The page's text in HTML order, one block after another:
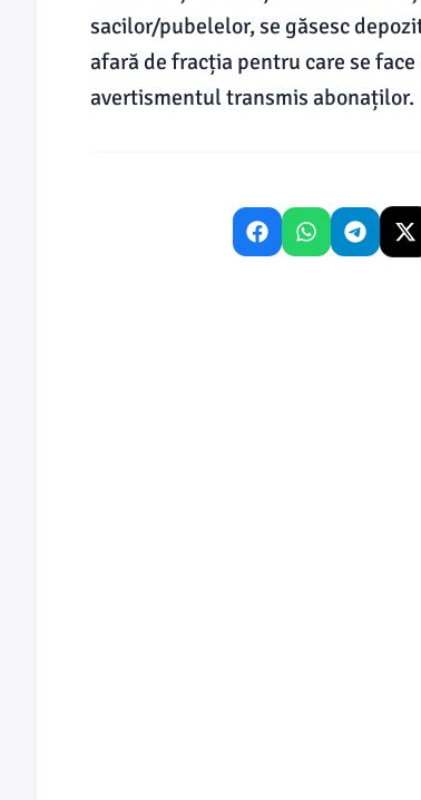
sacilor/pubelelor, se găsesc
afară de fracția pentru care se
avertismentul transmis abonaților.